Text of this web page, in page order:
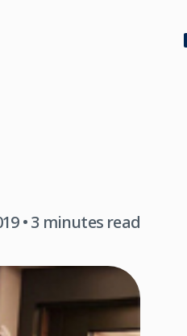
• 3 minutes read